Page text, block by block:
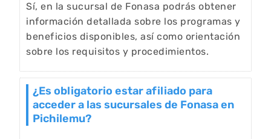
Sí, en la sucursal de Fonasa podrás obtener
información detallada sobre los programas y
beneficios disponibles, así como orientación
sobre los requisitos y procedimientos.
¿Es obligatorio estar afiliado para
acceder a las sucursales de Fonasa en
Pichilemu?